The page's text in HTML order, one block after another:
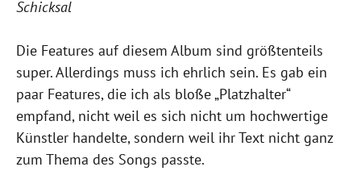
Schicksal
Die Features auf diesem Album sind größtenteils
super. Allerdings muss ich ehrlich sein. Es gab ein
paar Features, die ich als bloße „Platzhalter“
empfand, nicht weil es sich nicht um hochwertige
Künstler handelte, sondern weil ihr Text nicht ganz
zum Thema des Songs passte.